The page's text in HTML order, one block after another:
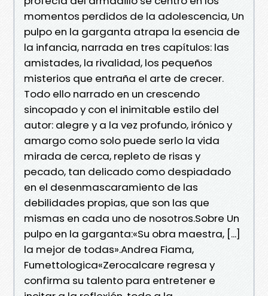
momentos perdidos de la adolescencia, Un
pulpo en la garganta atrapa la esencia de
la infancia, narrada en tres capítulos: las
amistades, la rivalidad, los pequeños
misterios que entraña el arte de crecer.
Todo ello narrado en un crescendo
sincopado y con el inimitable estilo del
autor: alegre y a la vez profundo, irónico y
amargo como solo puede serlo la vida
mirada de cerca, repleto de risas y
pecado, tan delicado como despiadado
en el desenmascaramiento de las
debilidades propias, que son las que
mismas en cada uno de nosotros.Sobre Un
pulpo en la garganta:«Su obra maestra, [...]
la mejor de todas».Andrea Fiama,
Fumettologica«Zerocalcare regresa y
confirma su talento para entretener e